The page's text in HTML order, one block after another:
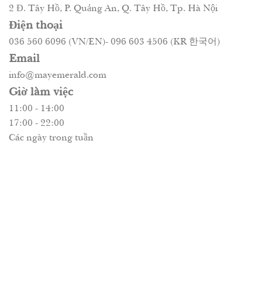
2 Đ. Tây Hồ, P. Quảng An, Q. Tây Hồ, Tp. Hà Nội
Điện thoại
036 560 6096 (VN/EN)- 096 603 4506 (KR 한국어)
Email
info@mayemerald.com
Giờ làm việc
11:00 - 14:00
17:00 - 22:00
Các ngày trong tuần